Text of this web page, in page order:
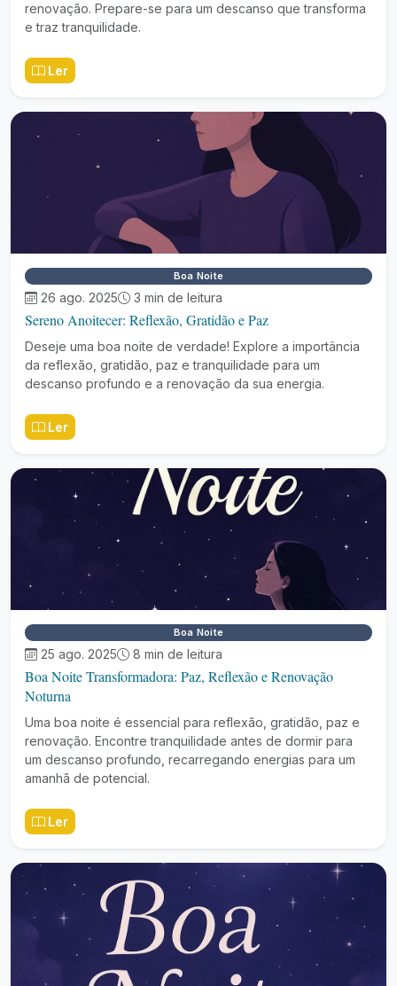
renovação. Prepare-se para um descanso que transforma
e traz tranquilidade.
Ler
Boa Noite
26 ago. 2025 3 min de leitura
Sereno Anoitecer: Reflexão, Gratidão e Paz
Deseje uma boa noite de verdade! Explore a importância
da reflexão, gratidão, paz e tranquilidade para um
descanso profundo e a renovação da sua energia.
Ler
Boa Noite
25 ago. 2025 8 min de leitura
Boa Noite Transformadora: Paz, Reflexão e Renovação
Noturna
Uma boa noite é essencial para reflexão, gratidão, paz e
renovação. Encontre tranquilidade antes de dormir para
um descanso profundo, recarregando energias para um
amanhã de potencial.
Ler